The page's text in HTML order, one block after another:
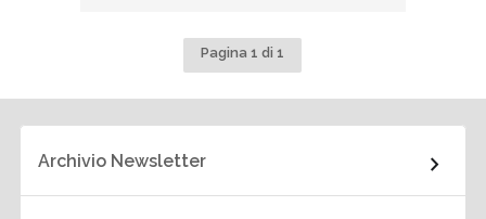
Pagina 1 di 1
Archivio Newsletter